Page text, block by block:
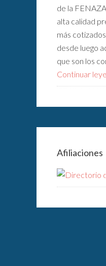
de la
alta calidad
más
desde luego
que son los
Continuar
Afiliaciones